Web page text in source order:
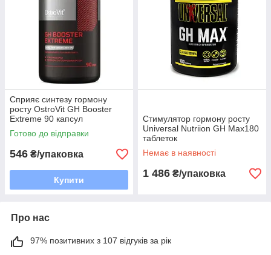
Сприяє синтезу гормону
росту OstroVit GH Booster
Extreme 90 капсул
Готово до відправки
546 ₴/упаковка
Купити
Cтимулятор гормону росту
Universal Nutriion GH Max180
таблеток
Немає в наявності
1 486 ₴/упаковка
Про нас
97% позитивних з 107 відгуків за рік